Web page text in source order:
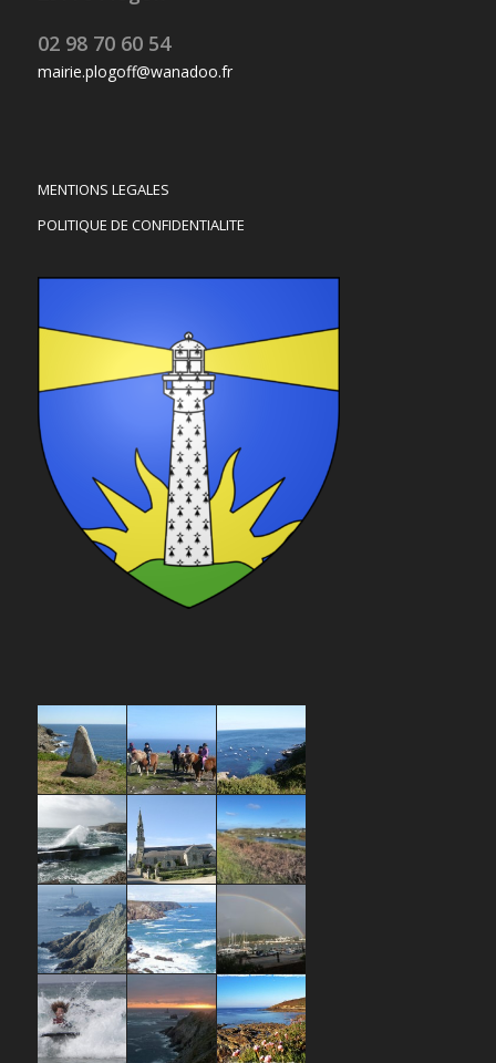
02 98 70 60 54
mairie.plogoff@wanadoo.fr
MENTIONS LEGALES
POLITIQUE DE CONFIDENTIALITE